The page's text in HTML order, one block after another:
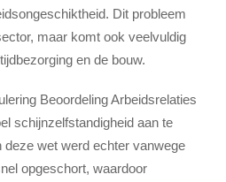
Dit probleem
maar komt ook veelvuldig
en de bouw.
Beoordeling Arbeidsrelaties
schijnzelfstandigheid aan te
wet werd echter vanwege
opgeschort, waardoor